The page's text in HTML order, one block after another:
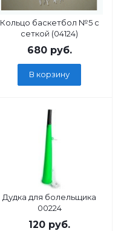
Кольцо баскетбол №5 с
сеткой (04124)
680руб.
В корзину
Дудка для болельщика
00224
120 руб.